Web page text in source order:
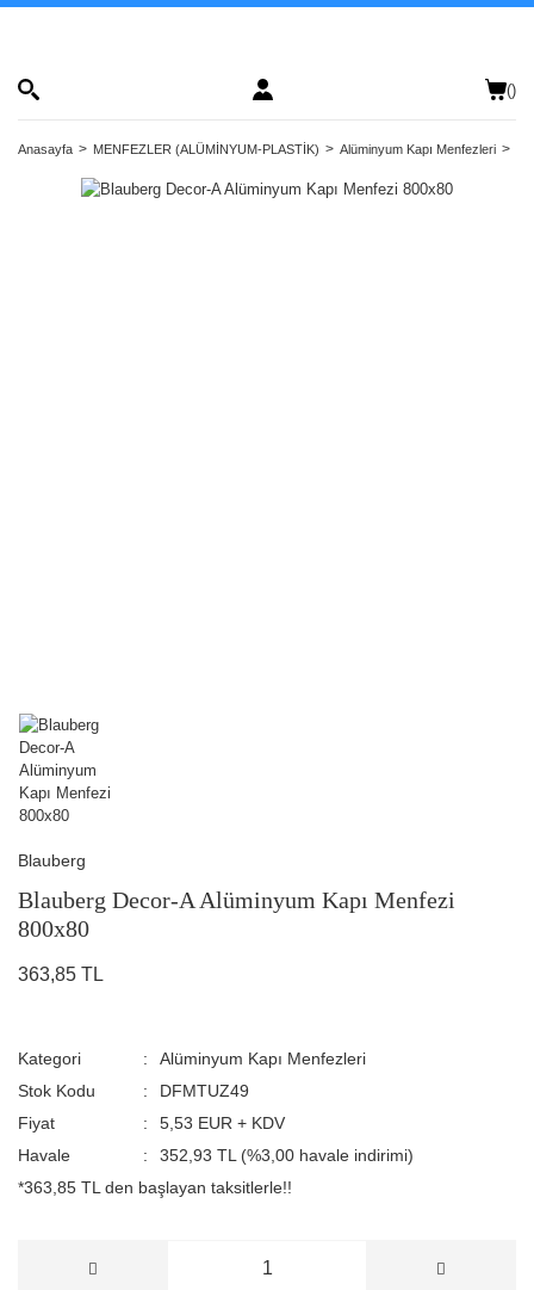
()
Anasayfa MENFEZLER (ALÜMİNYUM-PLASTİK) Alüminyum Kapı Menfezleri
Blauberg
Blauberg Decor-A Alüminyum Kapı Menfezi
800x80
363,85 TL
Kategori
Alüminyum Kapı Menfezleri
Stok Kodu
DFMTUZ49
Fiyat
5,53 EUR + KDV
Havale
352,93 TL (%3,00 havale indirimi)
*363,85 TL den başlayan taksitlerle!!